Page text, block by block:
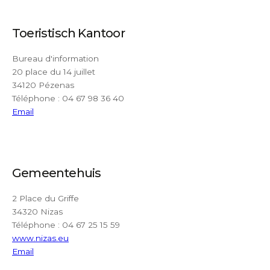
Toeristisch Kantoor
Bureau d'information
20 place du 14 juillet
34120 Pézenas
Téléphone : 04 67 98 36 40
Email
Gemeentehuis
2 Place du Griffe
34320 Nizas
Téléphone : 04 67 25 15 59
www.nizas.eu
Email